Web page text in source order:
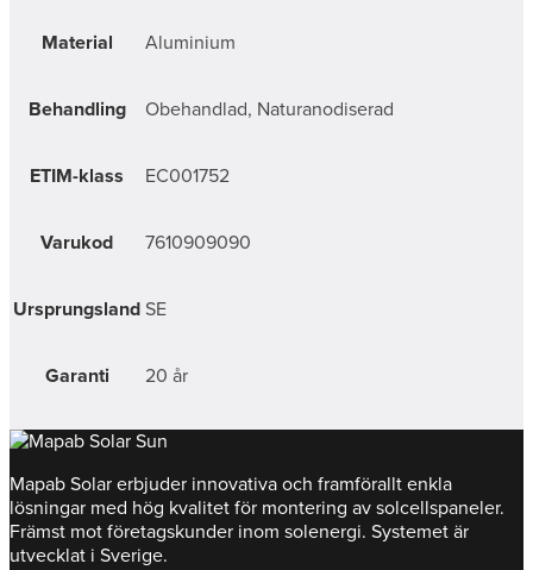
Material Aluminium
Behandling Obehandlad, Naturanodiserad
ETIM-klass EC001752
Varukod 7610909090
Ursprungsland SE
Garanti 20 år
Mapab Solar erbjuder innovativa och framförallt enkla
lösningar med hög kvalitet för montering av solcellspaneler.
Främst mot företagskunder inom solenergi. Systemet är
utvecklat i Sverige.